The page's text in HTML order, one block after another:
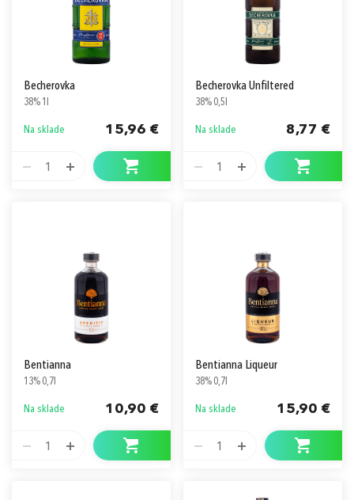
Becherovka
38% 1l
Na sklade 15,96 €
1
Becherovka Unfiltered
38% 0,5l
Na sklade 8,77 €
1
Bentianna
13% 0,7l
Na sklade 10,90 €
1
Bentianna Liqueur
38% 0,7l
Na sklade 15,90 €
1